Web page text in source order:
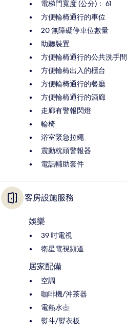
電梯門寬度 (公分)： 61
方便輪椅通行的車位
20 無障礙停車位數量
助聽裝置
方便輪椅通行的公共洗手間
方便輪椅出入的櫃台
方便輪椅通行的餐廳
方便輪椅通行的酒廊
走廊有警報閃燈
輪椅
浴室緊急拉繩
震動枕頭警報器
電話輔助套件
客房設施服務
娛樂
39 吋電視
衛星電視頻道
居家配備
空調
咖啡機/沖茶器
電熱水壺
熨斗/熨衣板